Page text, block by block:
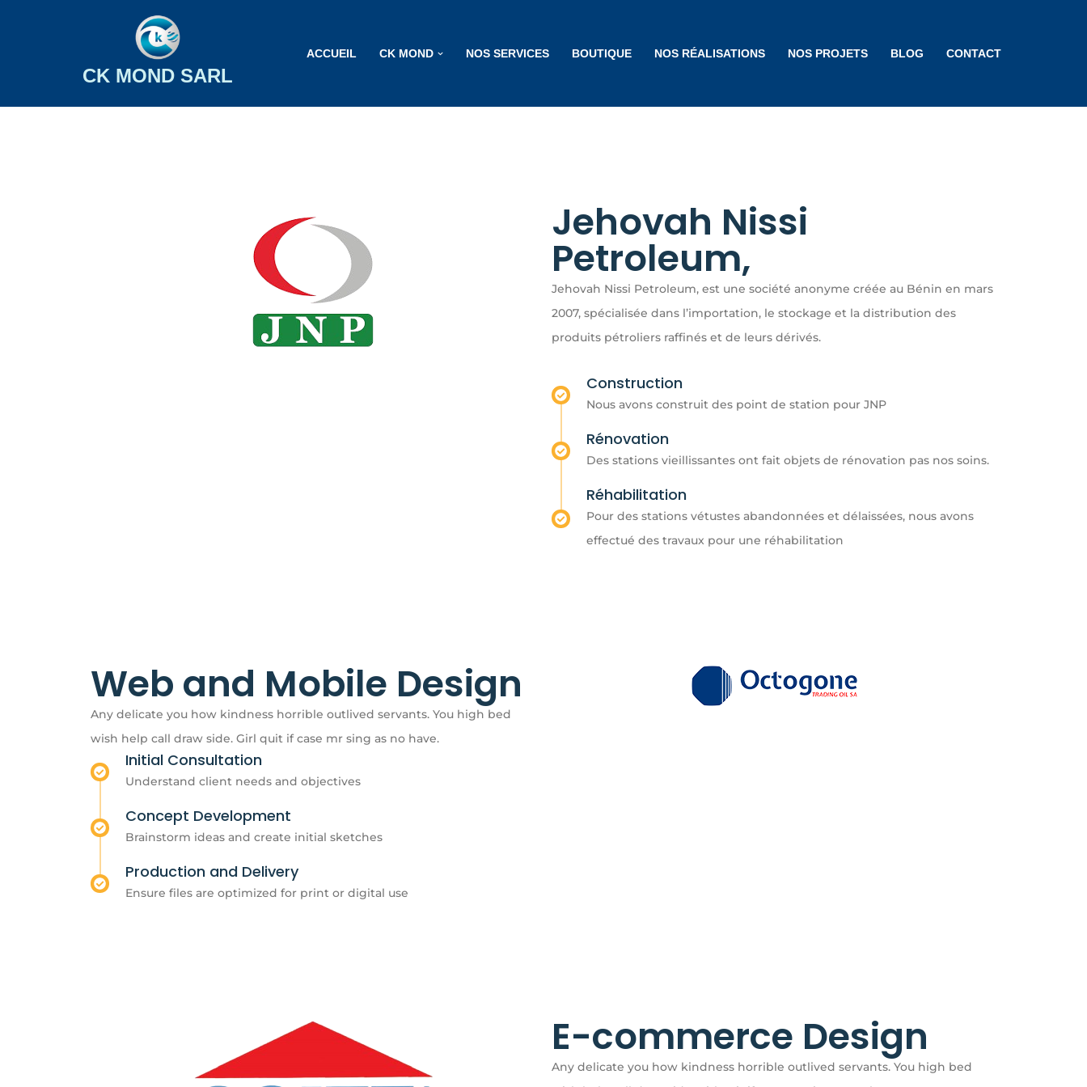
CK MOND SARL
ACCUEIL CK MOND NOS SERVICES BOUTIQUE NOS RÉALISATIONS NOS PROJETS BLOG CONTACT
Jehovah Nissi
Petroleum,
Jehovah Nissi Petroleum, est une société anonyme créée au Bénin en mars
2007, spécialisée dans l’importation, le stockage et la distribution des
produits pétroliers raffinés et de leurs dérivés.
Construction
Nous avons construit des point de station pour JNP
Rénovation
Des stations vieillissantes ont fait objets de rénovation pas nos soins.
Réhabilitation
Pour des stations vétustes abandonnées et délaissées, nous avons
effectué des travaux pour une réhabilitation
Web and Mobile Design
Any delicate you how kindness horrible outlived servants. You high bed
wish help call draw side. Girl quit if case mr sing as no have.
Initial Consultation
Understand client needs and objectives
Concept Development
Brainstorm ideas and create initial sketches
Production and Delivery
Ensure files are optimized for print or digital use
E-commerce Design
Any delicate you how kindness horrible outlived servants. You high bed